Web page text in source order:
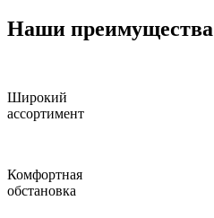
Наши преимущества
Широкий
ассортимент
Комфортная
обстановка